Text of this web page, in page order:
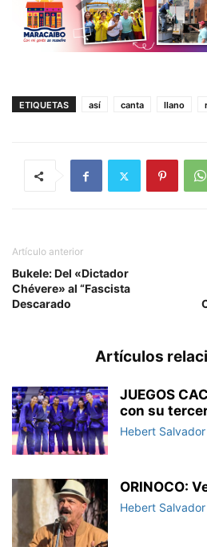
ETIQUETAS así canta llano
Artículo anterior
Bukele: Del «Dictador
Chévere» al “Fascista
Descarado
Artículos
JUEGOS
con su
Hebert Salvador
ORINOCO:
Hebert Salvador